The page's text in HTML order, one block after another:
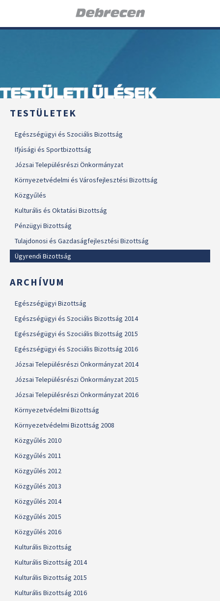
TESTÜLETI ÜLÉSEK
TESTÜLETEK
Egészségügyi és Szociális Bizottság
Ifjúsági és Sportbizottság
Józsai Településrészi Önkormányzat
Környezetvédelmi és Városfejlesztési Bizottság
Közgyűlés
Kulturális és Oktatási Bizottság
Pénzügyi Bizottság
Tulajdonosi és Gazdaságfejlesztési Bizottság
Ügyrendi Bizottság
ARCHÍVUM
Egészségügyi Bizottság
Egészségügyi és Szociális Bizottság 2014
Egészségügyi és Szociális Bizottság 2015
Egészségügyi és Szociális Bizottság 2016
Józsai Településrészi Önkormányzat 2014
Józsai Településrészi Önkormányzat 2015
Józsai Településrészi Önkormányzat 2016
Környezetvédelmi Bizottság
Környezetvédelmi Bizottság 2008
Közgyűlés 2010
Közgyűlés 2011
Közgyűlés 2012
Közgyűlés 2013
Közgyűlés 2014
Közgyűlés 2015
Közgyűlés 2016
Kulturális Bizottság
Kulturális Bizottság 2014
Kulturális Bizottság 2015
Kulturális Bizottság 2016